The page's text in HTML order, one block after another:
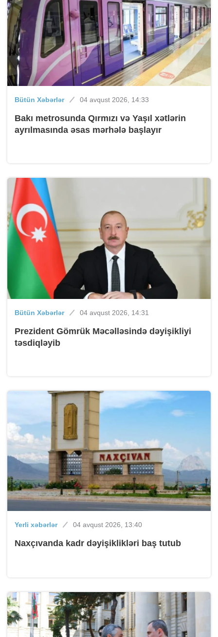
Bütün Xəbərlər 04 avqust 2026, 14:33
Bakı metrosunda Qırmızı və Yaşıl xətlərin
ayrılmasında əsas mərhələ başlayır
Bütün Xəbərlər 04 avqust 2026, 14:31
Prezident Gömrük Məcəlləsində dəyişikliyi
təsdiqləyib
Yerli xəbərlər 04 avqust 2026, 13:40
Naxçıvanda kadr dəyişiklikləri baş tutub